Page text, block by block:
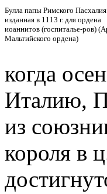
Булла папы Римского Пасхалия
изданная в 1113 г. для ордена
иоаннитов (госпиталье-ров)
Мальтийского ордена)
когда
Италию,
из
короля в